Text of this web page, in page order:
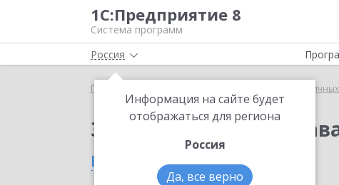
1С:Предприятие 8
Система программ
Россия
Информация на сайте будет
отображаться для региона
Россия
Да, все верно
Главная 1С:Распознавание
Заказать
в Орле